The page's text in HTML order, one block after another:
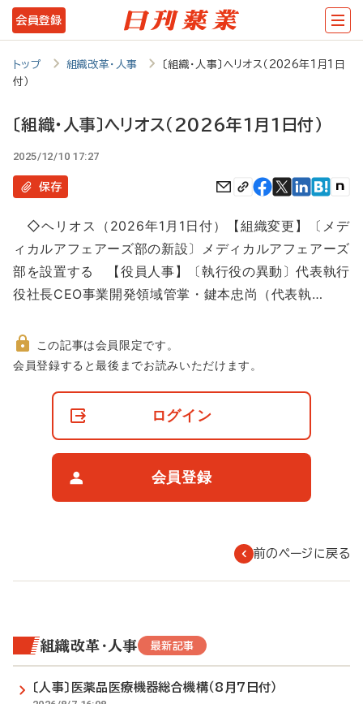
メ
イ
ツ
動
会員登録
トップ 組織改革・人事
〔組織・人事〕ヘリオス（2026年1月1日
付）
〔組織・人事〕ヘリオス（2026年1月1日付）
2025/12/10 17:27
保存
◇ヘリオス（2026年1月1日付）【組織変更】〔メデ
ィカルアフェアーズ部の新設〕メディカルアフェアーズ
部を設置する 【役員人事】〔執行役の異動〕代表執行
役社長CEO事業開発領域管掌・鍵本忠尚（代表執…
非
この記事は会員限定です。
会員登録すると最後までお読みいただけます。
ログイン
会員登録
前のページに戻る
組織改革・人事 最新記事
〔人事〕医薬品医療機器総合機構（8月7日付）